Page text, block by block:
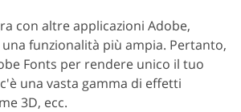
con altre applicazioni Adobe,
funzionalità più ampia. Pertanto,
Fonts per rendere unico il tuo
una vasta gamma di effetti
3D, ecc.